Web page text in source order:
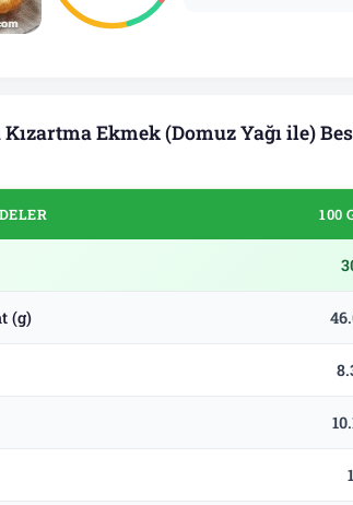
Ekmek (Domuz Yağı ile)
100
(g)